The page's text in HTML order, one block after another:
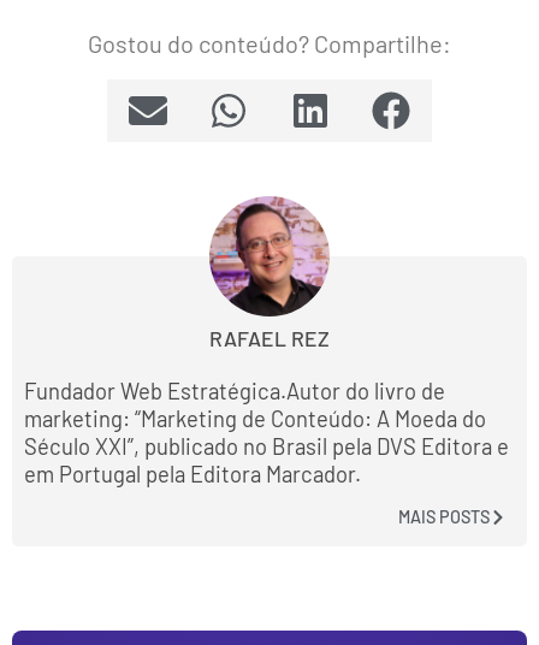
Gostou do conteúdo? Compartilhe:
RAFAEL REZ
Fundador Web Estratégica.Autor do livro de
marketing: “Marketing de Conteúdo: A Moeda do
Século XXI”, publicado no Brasil pela DVS Editora e
em Portugal pela Editora Marcador.
MAIS POSTS